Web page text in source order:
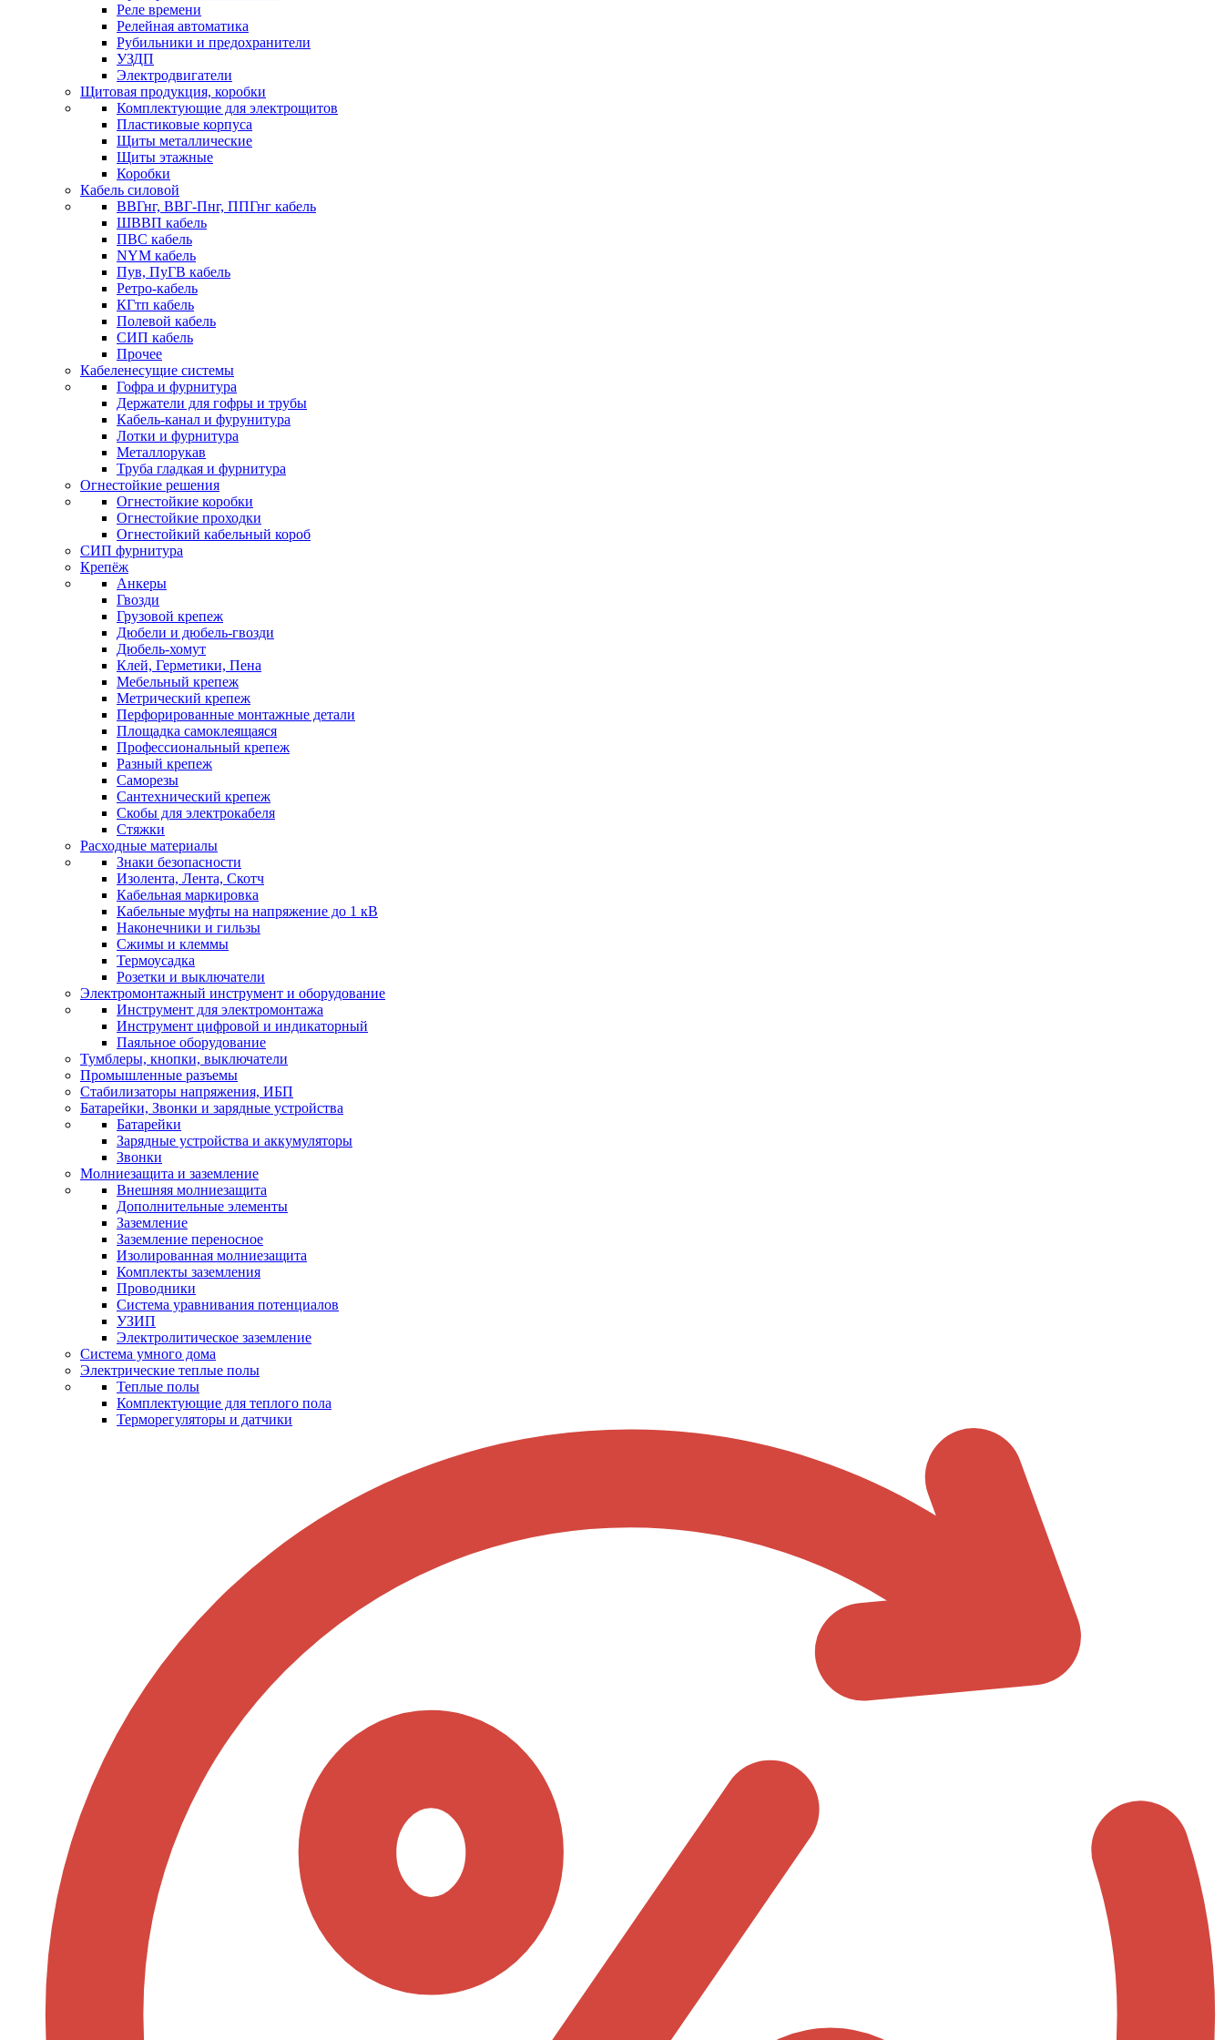
Реле времени
Релейная автоматика
Рубильники и предохранители
УЗДП
Электродвигатели
Щитовая продукция, коробки
Комплектующие для электрощитов
Пластиковые корпуса
Щиты металлические
Щиты этажные
Коробки
Кабель силовой
ВВГнг, ВВГ-Пнг, ППГнг кабель
ШВВП кабель
ПВС кабель
NYM кабель
Пув, ПуГВ кабель
Ретро-кабель
КГтп кабель
Полевой кабель
СИП кабель
Прочее
Кабеленесущие системы
Гофра и фурнитура
Держатели для гофры и трубы
Кабель-канал и фурунитура
Лотки и фурнитура
Металлорукав
Труба гладкая и фурнитура
Огнестойкие решения
Огнестойкие коробки
Огнестойкие проходки
Огнестойкий кабельный короб
СИП фурнитура
Крепёж
Анкеры
Гвозди
Грузовой крепеж
Дюбели и дюбель-гвозди
Дюбель-хомут
Клей, Герметики, Пена
Мебельный крепеж
Метрический крепеж
Перфорированные монтажные детали
Площадка самоклеящаяся
Профессиональный крепеж
Разный крепеж
Саморезы
Сантехнический крепеж
Скобы для электрокабеля
Стяжки
Расходные материалы
Знаки безопасности
Изолента, Лента, Скотч
Кабельная маркировка
Кабельные муфты на напряжение до 1 кВ
Наконечники и гильзы
Сжимы и клеммы
Термоусадка
Розетки и выключатели
Электромонтажный инструмент и оборудование
Инструмент для электромонтажа
Инструмент цифровой и индикаторный
Паяльное оборудование
Тумблеры, кнопки, выключатели
Промышленные разъемы
Стабилизаторы напряжения, ИБП
Батарейки, Звонки и зарядные устройства
Батарейки
Зарядные устройства и аккумуляторы
Звонки
Молниезащита и заземление
Внешняя молниезащита
Дополнительные элементы
Заземление
Заземление переносное
Изолированная молниезащита
Комплекты заземления
Проводники
Система уравнивания потенциалов
УЗИП
Электролитическое заземление
Система умного дома
Электрические теплые полы
Теплые полы
Комплектующие для теплого пола
Терморегуляторы и датчики